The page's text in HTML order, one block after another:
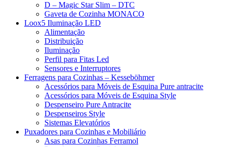
D – Magic Star Slim – DTC
Gaveta de Cozinha MONACO
Loox5 Iluminação LED
Alimentação
Distribuição
Iluminação
Perfil para Fitas Led
Sensores e Interruptores
Ferragens para Cozinhas – Kesseböhmer
Acessórios para Móveis de Esquina Pure antracite
Acessórios para Móveis de Esquina Style
Despenseiro Pure Antracite
Despenseiros Style
Sistemas Elevatórios
Puxadores para Cozinhas e Mobiliário
Asas para Cozinhas Ferramol